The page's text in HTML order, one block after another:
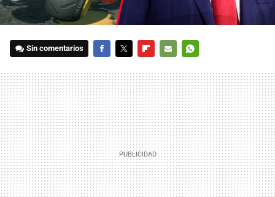
Sin comentarios
MAIL